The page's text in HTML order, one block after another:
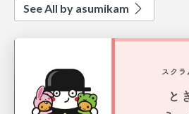
See All by asumikam